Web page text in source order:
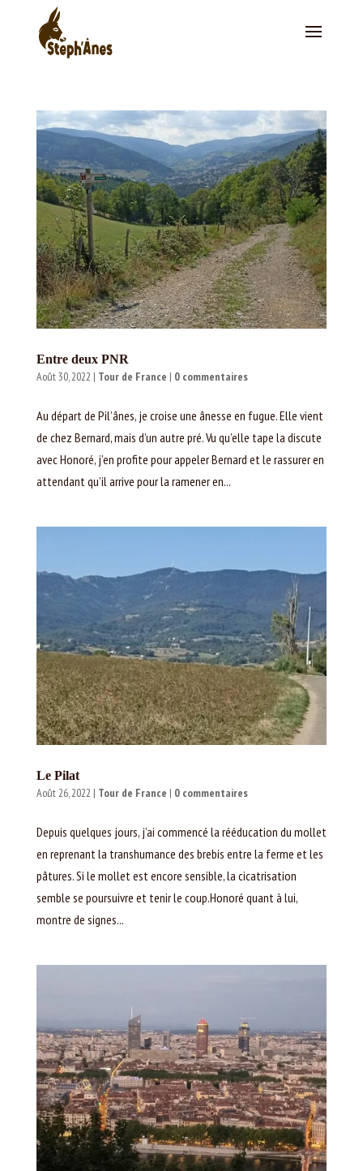
Entre deux PNR
Août 30, 2022 | Tour de France | 0 commentaires
Au départ de Pil’ânes, je croise une ânesse en fugue. Elle vient
de chez Bernard, mais d’un autre pré. Vu qu’elle tape la discute
avec Honoré, j’en profite pour appeler Bernard et le rassurer en
attendant qu’il arrive pour la ramener en...
Le Pilat
Août 26, 2022 | Tour de France | 0 commentaires
Depuis quelques jours, j’ai commencé la rééducation du mollet
en reprenant la transhumance des brebis entre la ferme et les
pâtures. Si le mollet est encore sensible, la cicatrisation
semble se poursuivre et tenir le coup.Honoré quant à lui,
montre de signes...